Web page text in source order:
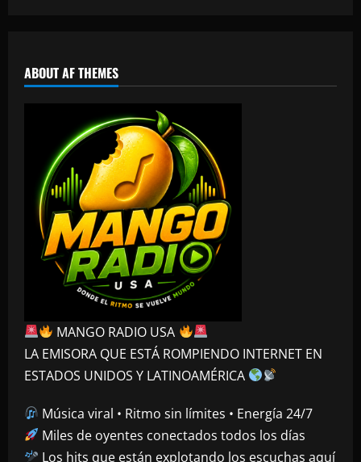
ABOUT AF THEMES
MANGO RADIO USA
LA EMISORA QUE ESTÁ ROMPIENDO INTERNET EN
ESTADOS UNIDOS Y LATINOAMÉRICA
Música viral • Ritmo sin límites • Energía 24/7
Miles de oyentes conectados todos los días
Los hits que están explotando los escuchas aquí